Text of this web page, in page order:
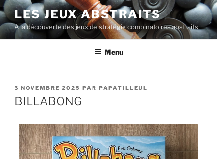
LES JEUX ABSTRAITS
A la découverte des jeux de stratégie combinatoires abstraits
Menu
3 NOVEMBRE 2025 PAR PAPATILLEUL
BILLABONG